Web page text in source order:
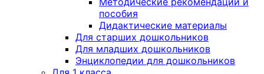
пособия
Дидактические материалы
Для старших дошкольников
Для младших дошкольников
Энциклопедии для дошкольников